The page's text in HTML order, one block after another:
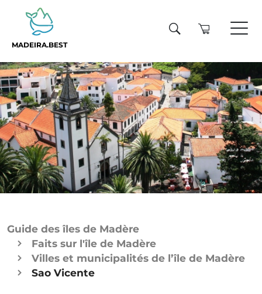
MADEIRA.BEST
Guide des îles de Madère
Faits sur l'île de Madère
Villes et municipalités de l’île de Madère
Sao Vicente